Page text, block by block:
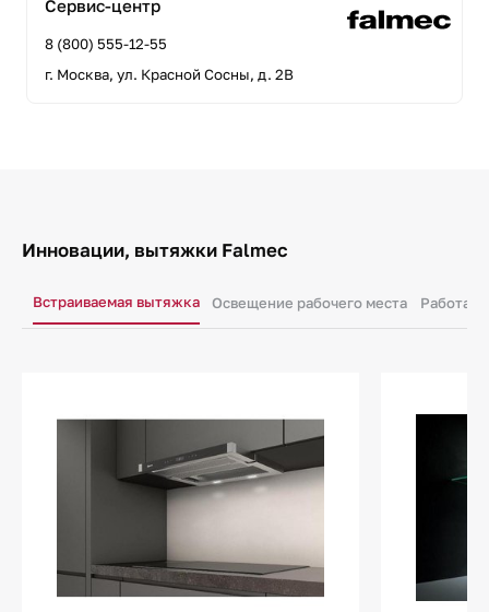
Сервис-центр
8 (800) 555-12-55
г. Москва, ул. Красной Сосны, д. 2В
Инновации, вытяжки Falmec
Встраиваемая вытяжка Освещение рабочего места Работа в